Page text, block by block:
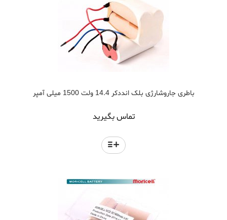
باطری جاروشارژی بلک انددکر 14.4 ولت 1500 میلی آمپر
تماس بگیرید